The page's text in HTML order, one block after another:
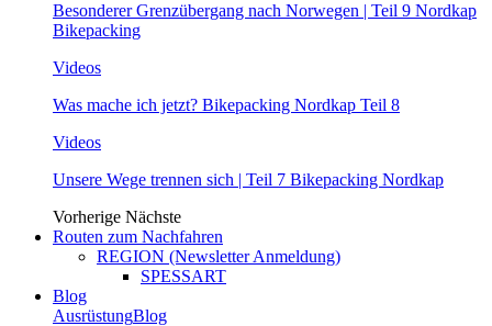
Besonderer Grenzübergang nach Norwegen | Teil 9 Nordkap
Bikepacking
Videos
Was mache ich jetzt? Bikepacking Nordkap Teil 8
Videos
Unsere Wege trennen sich | Teil 7 Bikepacking Nordkap
Vorherige Nächste
Routen zum Nachfahren
REGION (Newsletter Anmeldung)
SPESSART
Blog
AusrüstungBlog